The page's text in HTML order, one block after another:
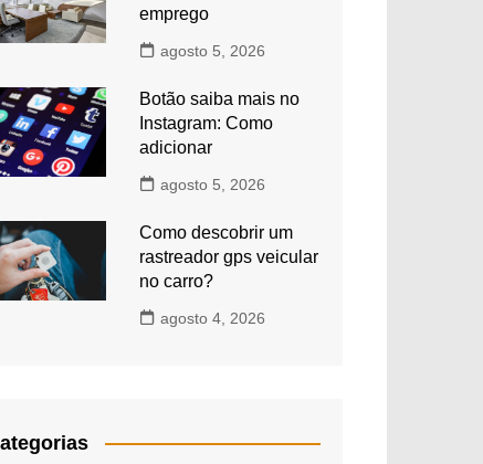
emprego
agosto 5, 2026
Botão saiba mais no
Instagram: Como
adicionar
agosto 5, 2026
Como descobrir um
rastreador gps veicular
no carro?
agosto 4, 2026